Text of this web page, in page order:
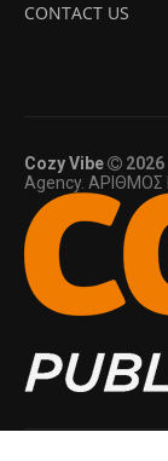
CONTACT US
Cozy Vibe 2026
Agency. ΑΡΙΘΜΟΣ